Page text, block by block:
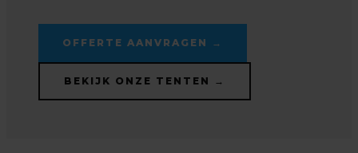
OFFERTE AANVRAGEN →
BEKIJK ONZE TENTEN →